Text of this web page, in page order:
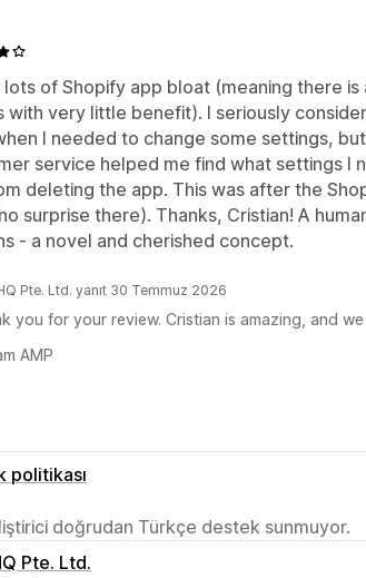
lots of Shopify app bloat (meaning there
with very little benefit). I seriously
I needed to change some settings,
service helped me find what settings I
deleting the app. This was after the
surprise there). Thanks, Cristian! A
- a novel and cherished concept.
Pte. Ltd. yanıt 30 Temmuz 2026
you for your review. Cristian is amazing, and
AMP
politikası
doğrudan Türkçe destek sunmuyor.
Pte. Ltd.